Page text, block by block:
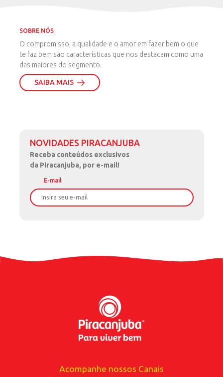
SOBRE NÓS
O compromisso, a qualidade e o amor em fazer bem o que
te faz bem são características que nos destacam como uma
das maiores do segmento.
SAIBA MAIS
NOVIDADES PIRACANJUBA
Receba conteúdos exclusivos
da Piracanjuba, por e-mail!
E-mail
Sobrenome
*Ao enviar esse formulário, você confirma ter 18
Acompanhe nossos Canais